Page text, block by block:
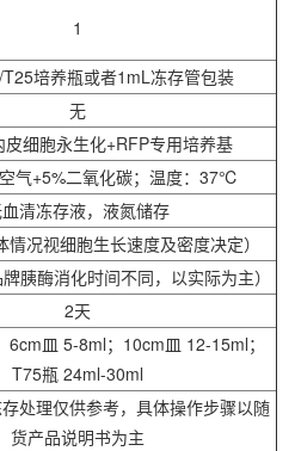
1
培养瓶或者1mL冻存管包装
无
皮细胞永生化+RFP专用培养基
气+5%二氧化碳；温度：37℃
清冻存液，液氮储存
况视细胞生长速度及密度决定）
胰酶消化时间不同，以实际为主）
2天
皿 5-8ml；10cm皿 12-15ml；
T75瓶 24ml-30ml
处理仅供参考，具体操作步骤以随
货产品说明书为主